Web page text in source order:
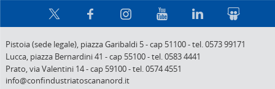
Pistoia (sede legale), piazza Garibaldi 5-cap 51100-tel. 0573 99171
Lucca, piazza Bernardini 41 -cap 55100-tel. 0583 4441
Prato,via Valentini 14-cap 59100-tel. 0574 4551
info@confindustriatoscananord.it